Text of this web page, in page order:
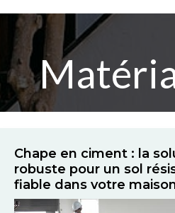
Chape en ciment : la
robuste pour un sol
fiable dans votre